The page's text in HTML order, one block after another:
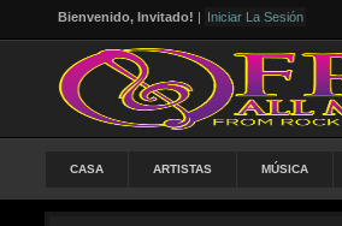
Bienvenido, Invitado! | Iniciar La Sesión
CASA ARTISTAS MÚSICA